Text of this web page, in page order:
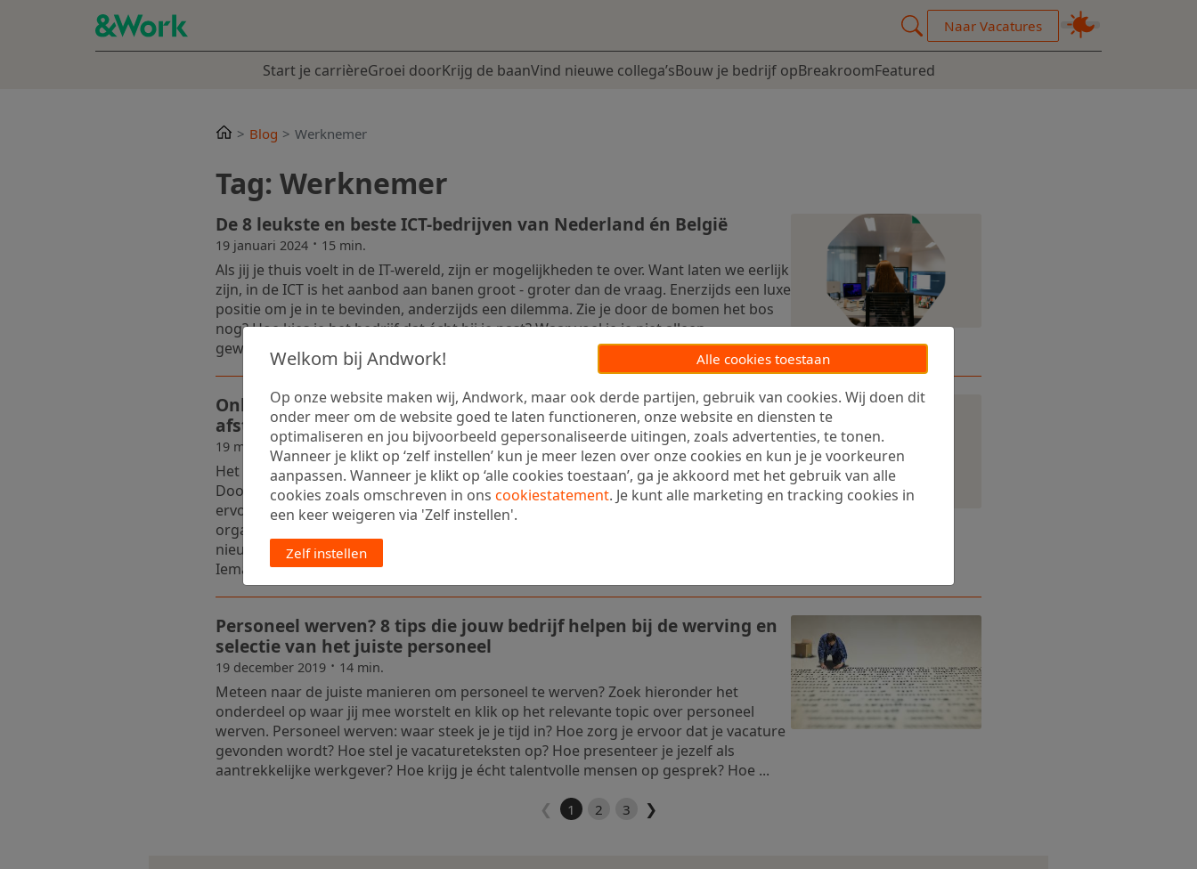
Naar Vacatures
Start je carrièreGroei doorKrijg de baanVind nieuwe collega’sBouw je bedrijf opBreakroomFeatured
Blog Werknemer
Tag: Werknemer
De 8 leukste en beste ICT-bedrijven van Nederland én België
19 januari 2024 · 15 min.
Als jij je thuis voelt in de IT-wereld, zijn er mogelijkheden te over. Want laten we eerlijk
zijn, in de ICT is het aanbod aan banen groot - groter dan de vraag. Enerzijds een luxe
positie om je in te bevinden, anderzijds een dilemma. Zie je door de bomen het bos
nog? Hoe kies je het bedrijf dat écht bij je past? Waar voel je je niet alleen
gewaardeerd om je skills, maar ook gewoon op je gemak? ...
Onboarding nieuwe medewerkers: kickstart nieuwkomers op
afstand
19 mei 2020 · 6 min.
Het onboarden van nieuwe medewerkers wordt steeds belangrijk voor bedrijven.
Door aandacht en tijd aan de onboarding van nieuwkomers te besteden, zorg je
ervoor dat een nieuwe medewerker zich snel thuis voelt, betrokken is bij de
organisatie en binnen een mum van tijd kan meedraaien. De onboarding van een
nieuwe medewerker kan ook prima online plaatsvinden. Maar hoe doe je dat?
Iemand online ...
Personeel werven? 8 tips die jouw bedrijf helpen bij de werving en
selectie van het juiste personeel
19 december 2019 · 14 min.
Meteen naar de juiste manieren om personeel te werven? Zoek hieronder het
onderdeel op waar jij mee worstelt en klik op het relevante topic over personeel
werven. Personeel werven: waar steek je je tijd in? Hoe zorg je ervoor dat je vacature
gevonden wordt? Hoe stel je vacatureteksten op? Hoe presenteer je jezelf als
aantrekkelijke werkgever? Hoe krijg je écht talentvolle mensen op gesprek? Hoe ...
❮ 1 2 3 ❯
Welkom bij Andwork! Alle cookies toestaan
Op onze website maken wij, Andwork, maar ook derde partijen, gebruik van cookies. Wij doen dit
onder meer om de website goed te laten functioneren, onze website en diensten te
optimaliseren en jou bijvoorbeeld gepersonaliseerde uitingen, zoals advertenties, te tonen.
Wanneer je klikt op ‘zelf instellen’ kun je meer lezen over onze cookies en kun je je voorkeuren
aanpassen. Wanneer je klikt op ‘alle cookies toestaan’, ga je akkoord met het gebruik van alle
cookies zoals omschreven in ons cookiestatement. Je kunt alle marketing en tracking cookies in
een keer weigeren via 'Zelf instellen'.
Zelf instellen